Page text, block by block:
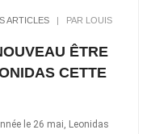
ARTICLES|
PAR LOUIS
ÊTRE
CETTE
le 26 mai, Leonidas